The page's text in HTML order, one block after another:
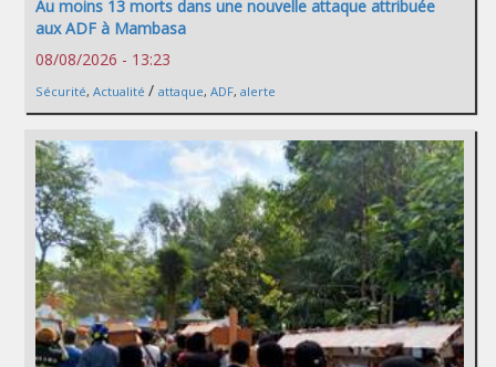
Au moins 13 morts dans une nouvelle attaque attribuée
aux ADF à Mambasa
08/08/2026 - 13:23
Sécurité, Actualité / attaque, ADF, alerte